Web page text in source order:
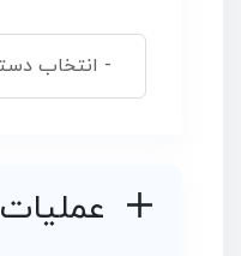
عملیات